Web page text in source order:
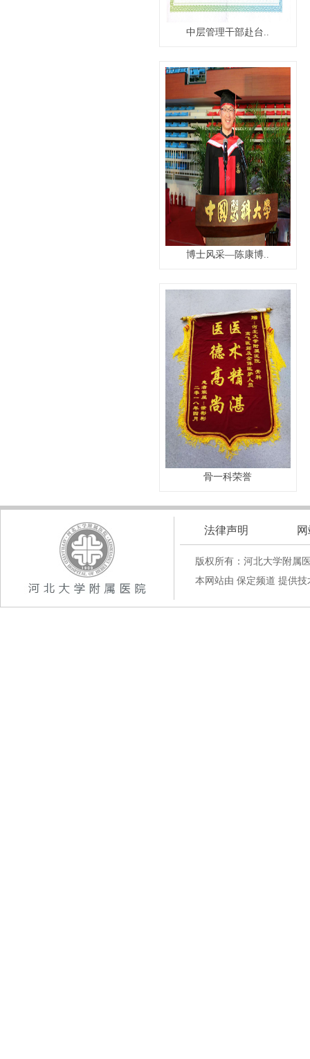
中层管理干部赴台..
博士风采—陈康博..
骨一科荣誉
法律声明
版权所有：河北大学附
本网站由 保定频道 提供